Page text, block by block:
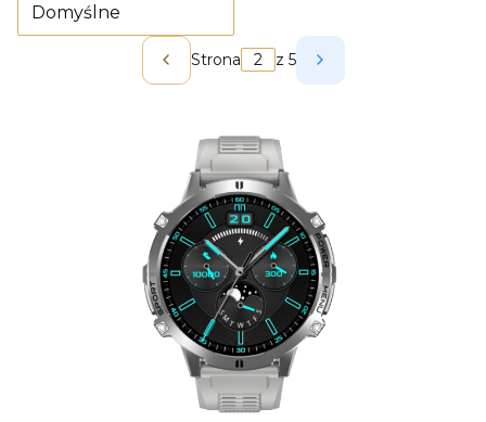
Domyślne
Poprzednie produkty
Strona z 5 Następne